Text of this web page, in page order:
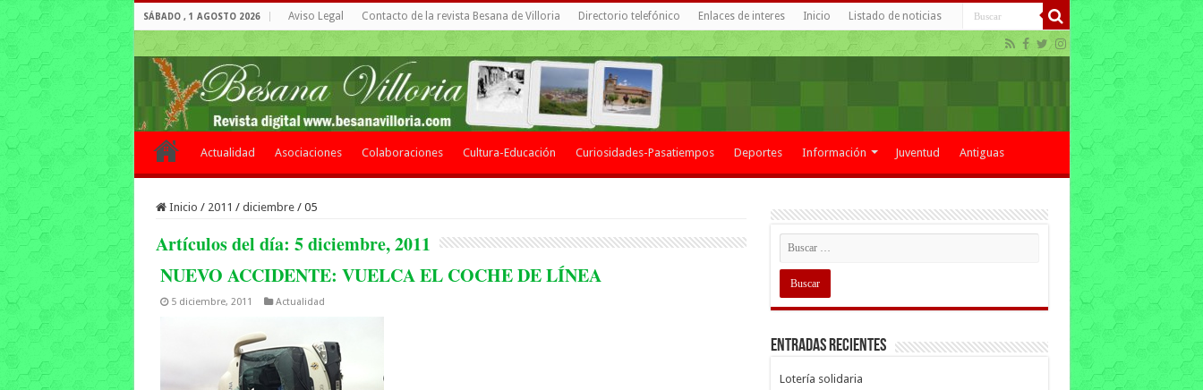
SÁBADO , 1 AGOSTO 2026 Aviso Legal Contacto de la revista Besana de Villoria Directorio telefónico Enlaces de interes Inicio Listado de noticias
Actualidad Asociaciones Colaboraciones Cultura-Educación Curiosidades-Pasatiempos Deportes Información Juventud Antiguas
Inicio / 2011 / diciembre / 05
Artículos del día: 5 diciembre, 2011
NUEVO ACCIDENTE: VUELCA EL COCHE DE LÍNEA
5 diciembre, 2011 Actualidad
Entradas recientes
Lotería solidaria